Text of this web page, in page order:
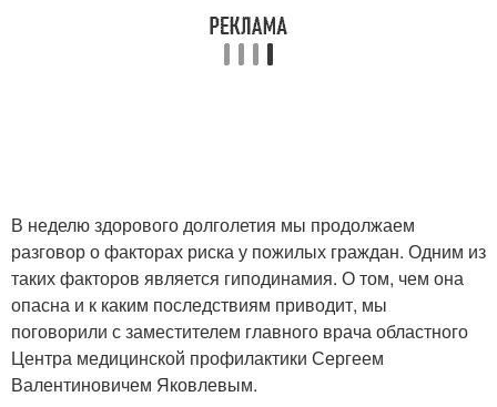
В неделю здорового долголетия мы продолжаем
разговор о факторах риска у пожилых граждан. Одним из
таких факторов является гиподинамия. О том, чем она
опасна и к каким последствиям приводит, мы
поговорили с заместителем главного врача областного
Центра медицинской профилактики Сергеем
Валентиновичем Яковлевым.